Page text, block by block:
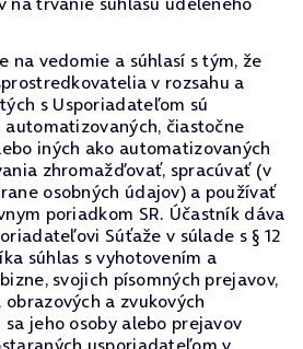
na vedomie a súhlasí s tým, že
v rozsahu a
s Usporiadateľom sú
čiastočne
iných ako automatizovaných
zhromažďovať, spracúvať (v
osobných údajov) a používať
poriadkom SR. Účastník dáva
Súťaže v súlade s § 12
súhlas s vyhotovením a
svojich písomných prejavov,
a zvukových
jeho osoby alebo prejavov